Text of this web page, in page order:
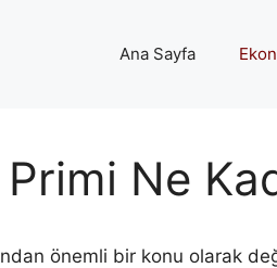
Ana Sayfa
Ne
önemli bir konu olarak